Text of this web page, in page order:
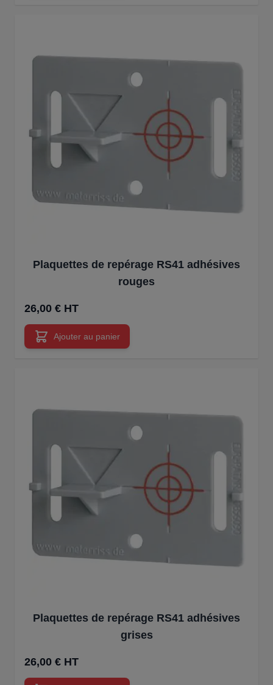
Plaquettes de repérage RS41 adhésives
rouges
26,00 € HT
Ajouter au panier
Plaquettes de repérage RS41 adhésives
grises
26,00 € HT